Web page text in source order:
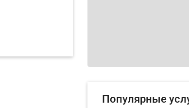
Популярные